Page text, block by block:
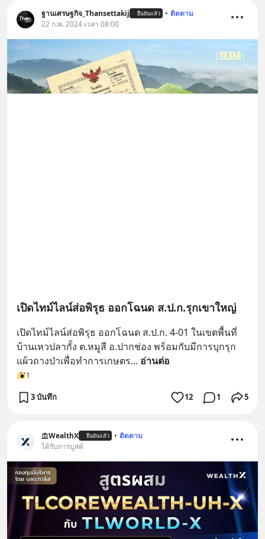
ฐานเศรษฐกิจ_Thansettakij ยืนยันแล้ว • ติดตาม
22 ก.พ. 2024 เวลา 08:00
เปิดไทม์ไลน์ส่อพิรุธ ออกโฉนด ส.ป.ก.รุกเขาใหญ่
เปิดไทม์ไลน์ส่อพิรุธ ออกโฉนด ส.ป.ก. 4-01 ในเขตพื้นที่
บ้านเหวปลากั้ง ต.หมูสี อ.ปากช่อง พร้อมกับมีการบุกรุก
แผ้วถางป่าเพื่อทำการเกษตร... อ่านต่อ
1
3 บันทึก 12 1 5
WealthX ยืนยันแล้ว • ติดตาม
ได้รับการบูสต์